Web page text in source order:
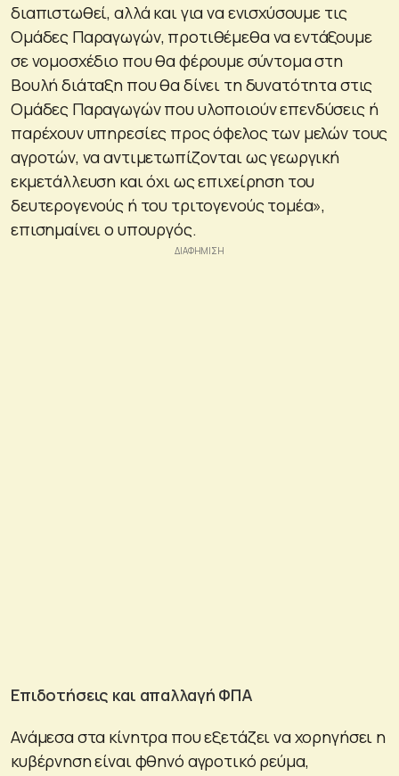
διαπιστωθεί, αλλά και για να ενισχύσουμε τις
Ομάδες Παραγωγών, προτιθέμεθα να εντάξουμε
σε νομοσχέδιο που θα φέρουμε σύντομα στη
Βουλή διάταξη που θα δίνει τη δυνατότητα στις
Ομάδες Παραγωγών που υλοποιούν επενδύσεις ή
παρέχουν υπηρεσίες προς όφελος των μελών τους
αγροτών, να αντιμετωπίζονται ως γεωργική
εκμετάλλευση και όχι ως επιχείρηση του
δευτερογενούς ή του τριτογενούς τομέα»,
επισημαίνει ο υπουργός.
Επιδοτήσεις και απαλλαγή ΦΠΑ
Ανάμεσα στα κίνητρα που εξετάζει να χορηγήσει η
κυβέρνηση είναι φθηνό αγροτικό ρεύμα,